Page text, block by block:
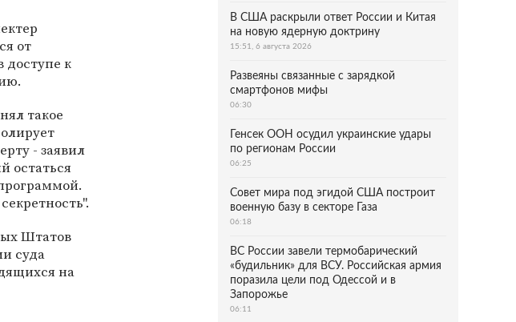
от
доступе к
такое
- заявил
остаться
Штатов
суда
на
В США раскрыли ответ России и Китая
на новую ядерную доктрину
15:51, 6 августа 2026
Развеяны связанные с зарядкой
смартфонов мифы
06:30
Генсек ООН осудил украинские удары
по регионам России
06:25
Совет мира под эгидой США построит
военную базу в секторе Газа
06:18
ВС России завели термобарический
«будильник» для ВСУ. Российская армия
поразила цели под Одессой и в
Запорожье
06:11